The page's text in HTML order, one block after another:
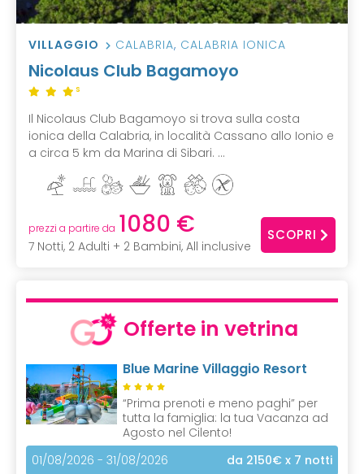
VILLAGGIO CALABRIA, CALABRIA IONICA
Nicolaus Club Bagamoyo
S
Il Nicolaus Club Bagamoyo si trova sulla costa
ionica della Calabria, in località Cassano allo Ionio e
a circa 5 km da Marina di Sibari. ...
prezzi a partire da 1080 €
7 Notti, 2 Adulti + 2 Bambini, All inclusive
SCOPRI
Offerte in vetrina
Blue Marine Villaggio Resort
“Prima prenoti e meno paghi” per
tutta la famiglia: la tua Vacanza ad
Agosto nel Cilento!
01/08/2026 - 31/08/2026
da 2150€ x 7 notti